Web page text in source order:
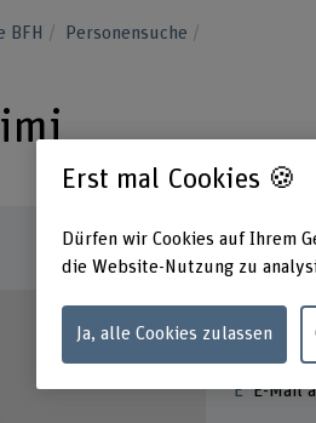
BFH Personensuche
Kontakt
E-Mail
Erst mal Cookies 🍪
Dürfen wir Cookies auf Ihrem
die Website-Nutzung zu
Ja, alle Cookies zulassen